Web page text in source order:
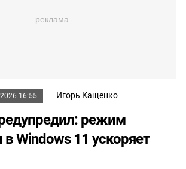
16:55 Игорь Кащенко
режим
в Windows 11 ускоряет